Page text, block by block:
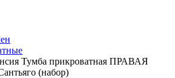
Тумба прикроватная ПРАВАЯ
(набор)